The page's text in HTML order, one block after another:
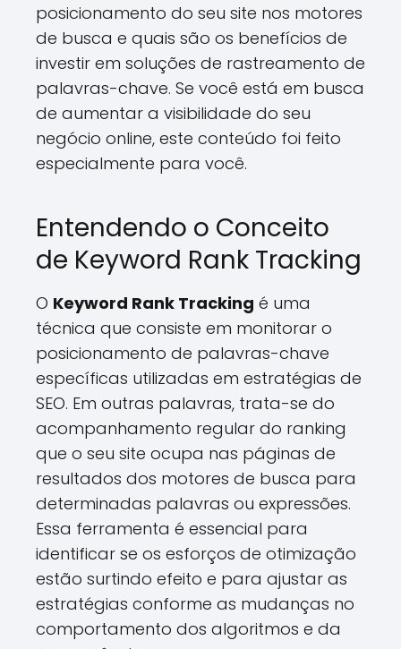
posicionamento do seu site nos motores
de busca e quais são os benefícios de
investir em soluções de rastreamento de
palavras-chave. Se você está em busca
de aumentar a visibilidade do seu
negócio online, este conteúdo foi feito
especialmente para você.
Entendendo o Conceito
de Keyword Rank Tracking
O Keyword Rank Tracking é uma
técnica que consiste em monitorar o
posicionamento de palavras-chave
específicas utilizadas em estratégias de
SEO. Em outras palavras, trata-se do
acompanhamento regular do ranking
que o seu site ocupa nas páginas de
resultados dos motores de busca para
determinadas palavras ou expressões.
Essa ferramenta é essencial para
identificar se os esforços de otimização
estão surtindo efeito e para ajustar as
estratégias conforme as mudanças no
comportamento dos algoritmos e da